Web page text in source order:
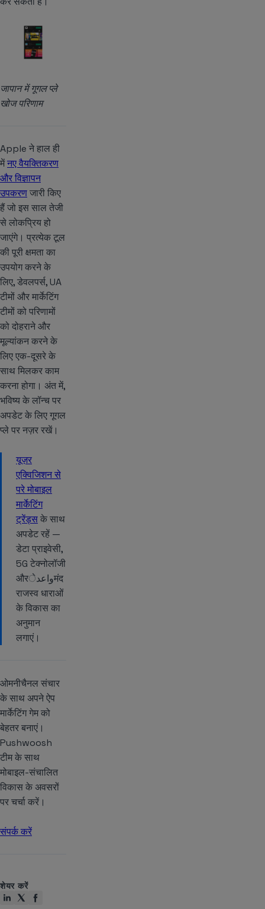
जापान में गूगल प्ले
खोज परिणाम
Apple ने हाल ही
मेंनए वैयक्तिकरण
और विज्ञापन
उपकरणजारी किए
हैं जो इस साल तेजी
से लोकप्रिय हो
जाएंगे। प्रत्येक टूल
की पूरी क्षमता का
उपयोग करने के
लिए, डेवलपर्स, UA
टीमों और मार्केटिंग
टीमों को परिणामों
को दोहराने और
मूल्यांकन करने के
लिए एक-दूसरे के
साथ मिलकर काम
करना होगा। अंत में,
भविष्य के लॉन्च पर
अपडेट के लिए गूगल
प्ले पर नज़र रखें।
यूज़र
एक्विजिशन से
परे मोबाइल
मार्केटिंग
ट्रेंड्सके साथ
अपडेट रहें —
डेटा प्राइवेसी,
5G टेक्नोलॉजी
औरواعدेमंद
राजस्व धाराओं
के विकास का
अनुमान
लगाएं।
ओमनीचैनल संचार
के साथ अपने ऐप
मार्केटिंग गेम को
बेहतर बनाएं।
Pushwoosh
टीम के साथ
मोबाइल-संचालित
विकास के अवसरों
पर चर्चा करें।
संपर्क करें
शेयर करें